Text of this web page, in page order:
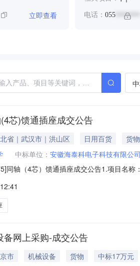
立即查看 电话： 055*******
芯)馈通插座成交公告
省｜武汉市｜洪山区 日用百货
货物
中标单位： 安徽海泰科电子科技有限公
同轴（4芯）馈通插座成交公告1.项目名
)1同轴（4芯）馈通插座非标定制海泰科电
备网上采购-成交公告
市 机械设备 货物
中标17万元